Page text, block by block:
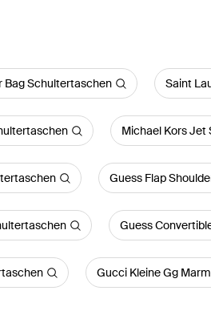
Bag Schultertaschen Saint
Michael Kors
Guess Flap
Guess
Gucci Kleine Gg